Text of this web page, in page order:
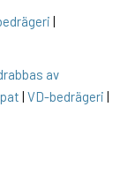
av
VD-bedrägeri